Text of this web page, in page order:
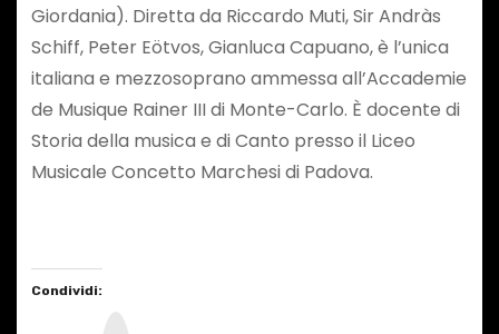
Giordania). Diretta da Riccardo Muti, Sir Andràs
Schiff, Peter Eötvos, Gianluca Capuano, è l’unica
italiana e mezzosoprano ammessa all’Accademie
de Musique Rainer III di Monte-Carlo. È docente di
Storia della musica e di Canto presso il Liceo
Musicale Concetto Marchesi di Padova.
Condividi: